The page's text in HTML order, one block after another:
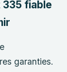
335 fiable
garanties.